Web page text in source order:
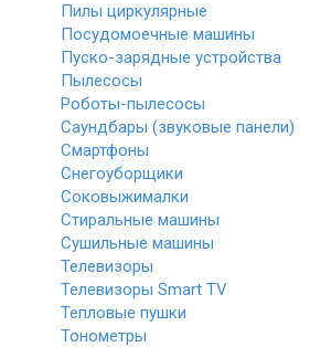
Пилы циркулярные
Посудомоечные машины
Пуско-зарядные устройства
Пылесосы
Роботы-пылесосы
Саундбары (звуковые панели)
Смартфоны
Снегоуборщики
Соковыжималки
Стиральные машины
Сушильные машины
Телевизоры
Телевизоры Smart TV
Тепловые пушки
Тонометры